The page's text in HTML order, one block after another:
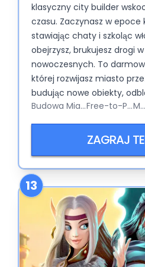
klasyczny city builder
czasu. Zaczynasz w epoce
stawiając chaty i szkoląc
obejrzysz, brukujesz drogi
nowoczesnych. To
której rozwijasz miasto
budując nowe obiekty,
technologie i walcząc na
polach bitew. Schemat
podbijaj, a potem
Budowa Miasta Free-to-Play MMO
ZAGRAJ
13